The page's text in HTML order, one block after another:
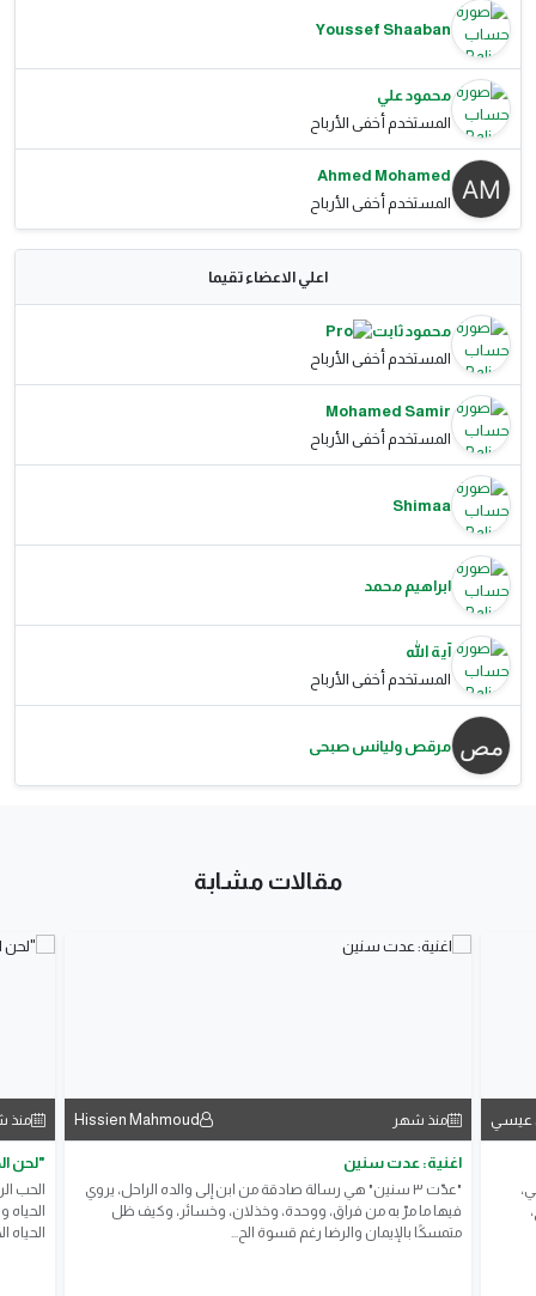
Youssef Shaaban
محمود علي
المستخدم أخفى الأرباح
Ahmed Mohamed
المستخدم أخفى الأرباح
اعلي الاعضاء تقيما
محمود ثابت
المستخدم أخفى الأرباح
Mohamed Samir
المستخدم أخفى الأرباح
Shimaa
ابراهيم محمد
آية الله
المستخدم أخفى الأرباح
مرقص وليانس صبحى
مقالات مشابة
عيسي منذ شهر Hissien Mahmoud
اغنية: عدت سنين
"عدّت ٣ سنين" هي رسالة صادقة من ابن إلى والده الراحل، يروي
فيها ما مرّ به من فراق، ووحدة، وخذلان، وخسائر، وكيف ظل
متمسكًا بالإيمان والرضا رغم قسوة الح...
منذ
​"لحن
الحب
الحياه